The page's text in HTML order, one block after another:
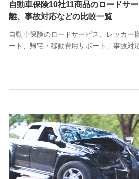
10.受託業務の 個人情報
受託業務の遂行およびこれらに準ずる
11.マイカー通勤管理クラウド並び
をお送りするため
分析するため
当社の対応品質向上やお問い合わせ内
個人情報保護管理者の職名、
株式会社ドコモ・インシュアランス
〒103-0013 東京都中央区日本橋人
ネット日本橋ビル 3F
自動車保険10社11商品のロードサ
離、事故対応などの比較一覧
自動車保険のロードサービス、レッカー
ート、帰宅・移動費用サポート、事故対